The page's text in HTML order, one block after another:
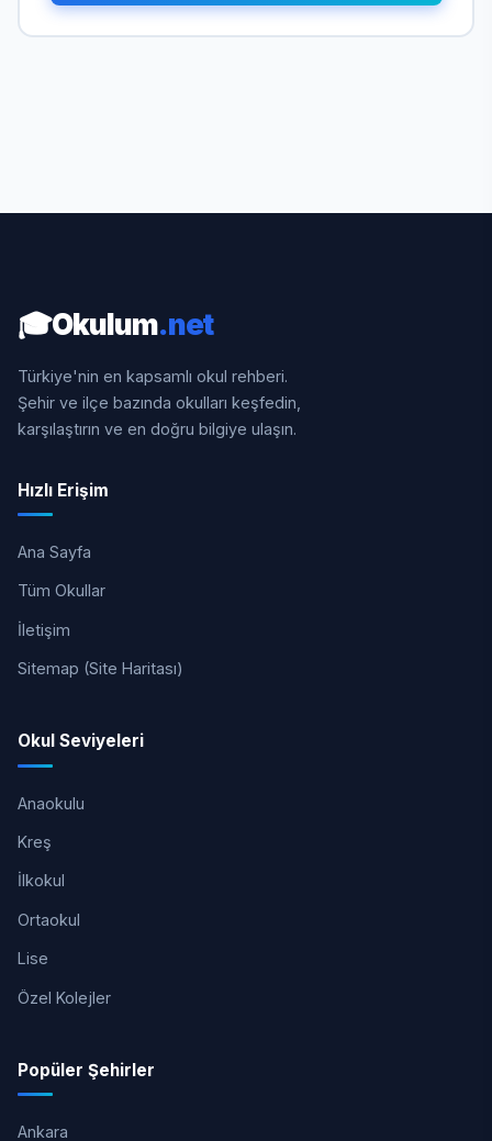
🎓Okulum.net
Türkiye'nin en kapsamlı okul rehberi.
Şehir ve ilçe bazında okulları keşfedin,
karşılaştırın ve en doğru bilgiye ulaşın.
Hızlı Erişim
Ana Sayfa
Tüm Okullar
İletişim
Sitemap (Site Haritası)
Okul Seviyeleri
Anaokulu
Kreş
İlkokul
Ortaokul
Lise
Özel Kolejler
Popüler Şehirler
Ankara